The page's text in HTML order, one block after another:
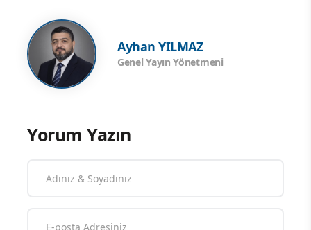
Ayhan YILMAZ
Genel Yayın Yönetmeni
Yorum Yazın